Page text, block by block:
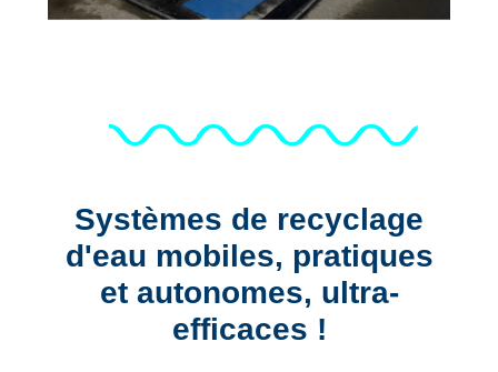
Systèmes de recyclage
d'eau mobiles, pratiques
et autonomes, ultra-
efficaces !